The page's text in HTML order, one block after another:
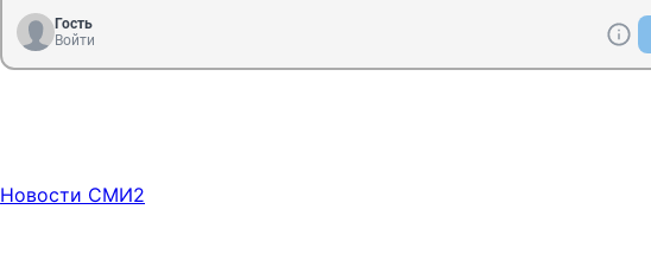
Гость
Войти
Новости СМИ2